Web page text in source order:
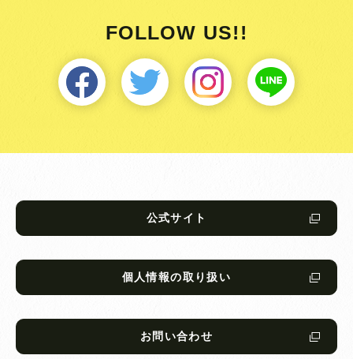
FOLLOW US!!
公式サイト
個人情報の取り扱い
お問い合わせ